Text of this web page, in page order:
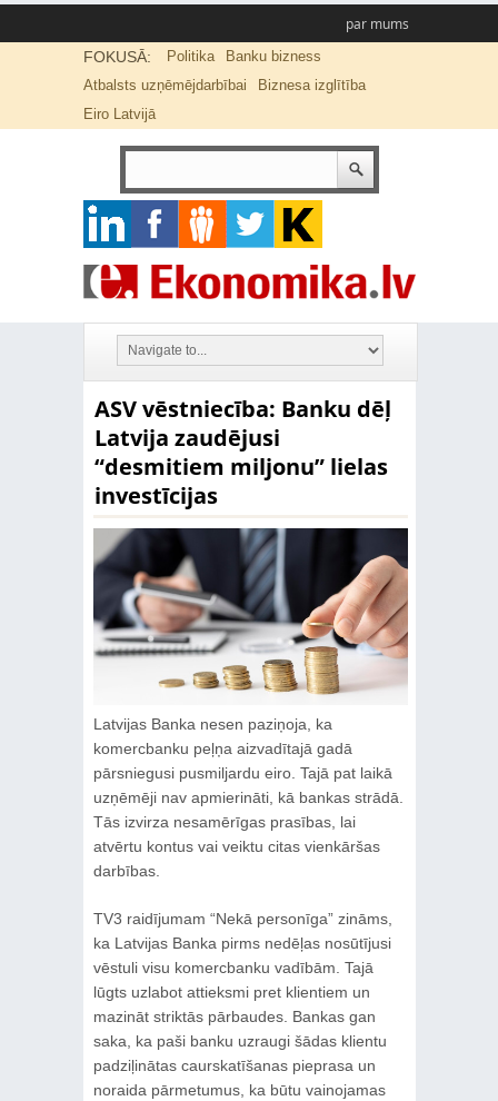
par mums
FOKUSĀ: Politika
Banku bizness
Atbalsts uzņēmējdarbībai
Biznesa izglītība
Eiro Latvijā
ASV vēstniecība: Banku dēļ
Latvija zaudējusi
“desmitiem miljonu” lielas
investīcijas
Latvijas Banka nesen paziņoja, ka
komercbanku peļņa aizvadītajā gadā
pārsniegusi pusmiljardu eiro. Tajā pat laikā
uzņēmēji nav apmierināti, kā bankas strādā.
Tās izvirza nesamērīgas prasības, lai
atvērtu kontus vai veiktu citas vienkāršas
darbības.
TV3 raidījumam “Nekā personīga” zināms,
ka Latvijas Banka pirms nedēļas nosūtījusi
vēstuli visu komercbanku vadībām. Tajā
lūgts uzlabot attieksmi pret klientiem un
mazināt striktās pārbaudes. Bankas gan
saka, ka paši banku uzraugi šādas klientu
padziļinātas caurskatīšanas pieprasa un
noraida pārmetumus, ka būtu vainojamas